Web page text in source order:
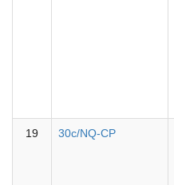
19 30c/NQ-CP